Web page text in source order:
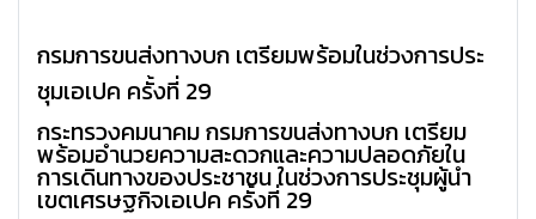
กรมการขนส่งทางบก เตรียมพร้อมในช่วงการประ
ชุมเอเปค ครั้งที่ 29
กระทรวงคมนาคม กรมการขนส่งทางบก เตรียม
พร้อมอำนวยความสะดวกและความปลอดภัยใน
การเดินทางของประชาชน ในช่วงการประชุมผู้นำ
เขตเศรษฐกิจเอเปค ครั้งที่ 29